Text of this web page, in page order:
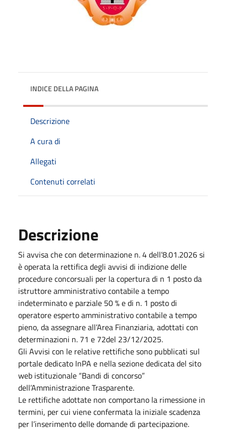
INDICE DELLA PAGINA
Descrizione
A cura di
Allegati
Contenuti correlati
Descrizione
Si avvisa che con determinazione n. 4 dell’8.01.2026 si
è operata la rettifica degli avvisi di indizione delle
procedure concorsuali per la copertura di n 1 posto da
istruttore amministrativo contabile a tempo
indeterminato e parziale 50 % e di n. 1 posto di
operatore esperto amministrativo contabile a tempo
pieno, da assegnare all’Area Finanziaria, adottati con
determinazioni n. 71 e 72del 23/12/2025.
Gli Avvisi con le relative rettifiche sono pubblicati sul
portale dedicato InPA e nella sezione dedicata del sito
web istituzionale “Bandi di concorso”
dell’Amministrazione Trasparente.
Le rettifiche adottate non comportano la rimessione in
termini, per cui viene confermata la iniziale scadenza
per l’inserimento delle domande di partecipazione.